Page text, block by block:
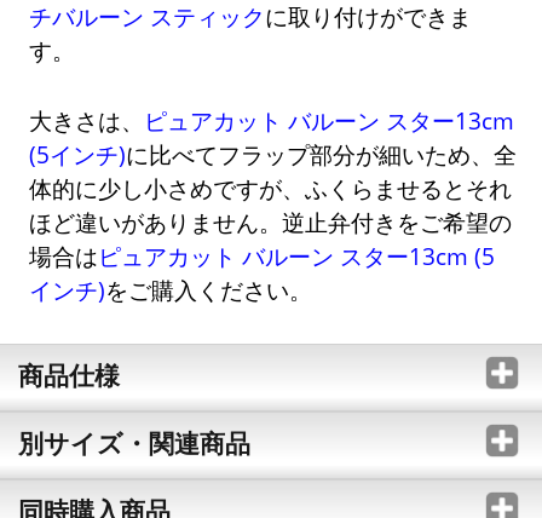
チバルーン スティックに取り付けができま
す。
大きさは、
ピュアカット バルーン スター13cm
(5インチ)に比べてフラップ部分が細いため、全
体的に少し小さめですが、ふくらませるとそれ
ほど違いがありません。逆止弁付きをご希望の
場合はピュアカット バルーン スター13cm (5
インチ)をご購入ください。
商品仕様
別サイズ・関連商品
同時購入商品